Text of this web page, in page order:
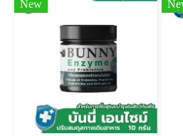
New